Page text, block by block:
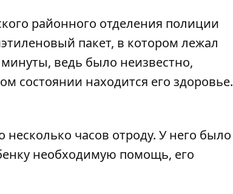
районного отделения полиции
пакет, в котором лежал
ведь было неизвестно,
состоянии находится его здоровье.
часов отроду. У него было
необходимую помощь, его